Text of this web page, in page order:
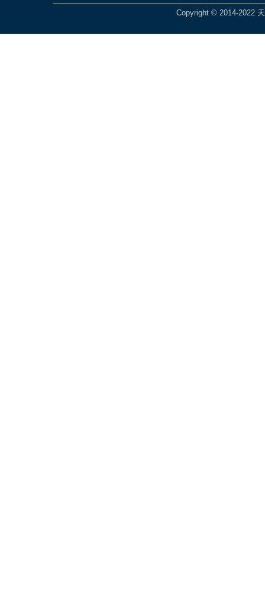
Copyright © 2014-2022